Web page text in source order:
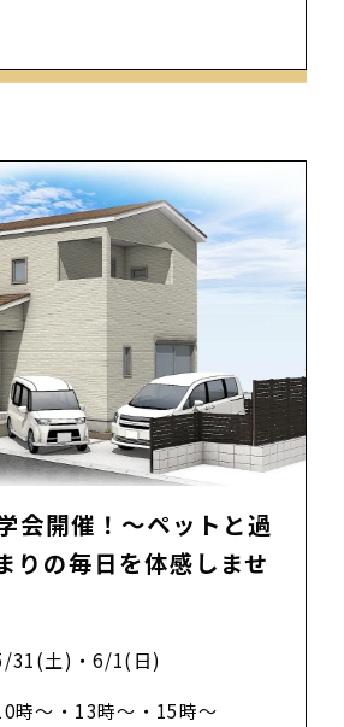
会開催！～ペットと過
りの毎日を体感しませ
31(土)・6/1(日)
時～・13時～・15時～